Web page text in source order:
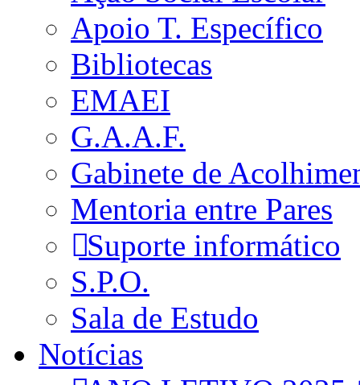
Apoio T. Específico
Bibliotecas
EMAEI
G.A.A.F.
Gabinete de
Mentoria entre Pares
Suporte informático
S.P.O.
Sala de Estudo
Notícias